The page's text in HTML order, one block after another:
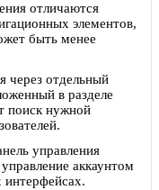
отличаются
элементов,
быть менее
через отдельный
в разделе
поиск нужной
управления
аккаунтом
интерфейсах.